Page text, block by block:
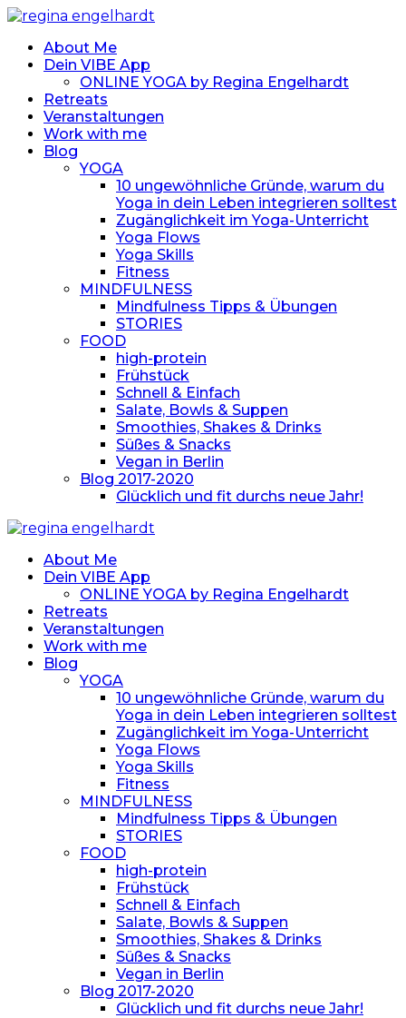
About Me
Dein VIBE App
ONLINE YOGA by Regina Engelhardt
Retreats
Veranstaltungen
Work with me
Blog
YOGA
10 ungewöhnliche Gründe, warum du
Yoga in dein Leben integrieren solltest
Zugänglichkeit im Yoga-Unterricht
Yoga Flows
Yoga Skills
Fitness
MINDFULNESS
Mindfulness Tipps & Übungen
STORIES
FOOD
high-protein
Frühstück
Schnell & Einfach
Salate, Bowls & Suppen
Smoothies, Shakes & Drinks
Süßes & Snacks
Vegan in Berlin
Blog 2017-2020
Glücklich und fit durchs neue Jahr!
About Me
Dein VIBE App
ONLINE YOGA by Regina Engelhardt
Retreats
Veranstaltungen
Work with me
Blog
YOGA
10 ungewöhnliche Gründe, warum du
Yoga in dein Leben integrieren solltest
Zugänglichkeit im Yoga-Unterricht
Yoga Flows
Yoga Skills
Fitness
MINDFULNESS
Mindfulness Tipps & Übungen
STORIES
FOOD
high-protein
Frühstück
Schnell & Einfach
Salate, Bowls & Suppen
Smoothies, Shakes & Drinks
Süßes & Snacks
Vegan in Berlin
Blog 2017-2020
Glücklich und fit durchs neue Jahr!